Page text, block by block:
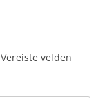
Vereiste velden